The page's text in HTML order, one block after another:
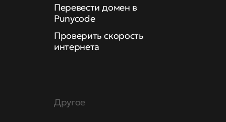
Перевести домен в
Punycode
Проверить скорость
интернета
Другое